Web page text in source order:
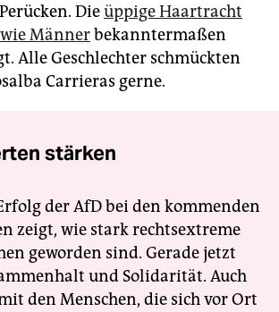
Dieüppige Haartracht
Männerbekanntermaßen
Alle Geschlechter schmückten
Carrieras gerne.
stärken
der AfD bei den kommenden
zeigt, wie stark rechtsextreme
geworden sind. Gerade jetzt
und Solidarität. Auch
den Menschen, die sich vor Ort